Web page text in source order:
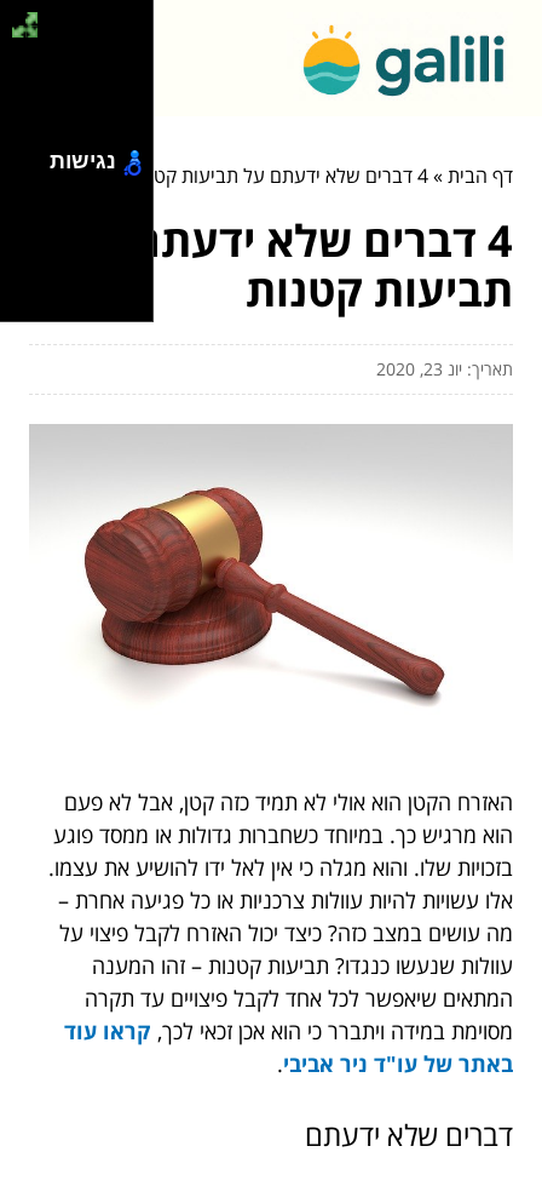
דף הבית»4 דברים שלא ידעתם על תביעות קטנות
4 דברים שלא ידעתם על
תביעות קטנות
תאריך: יונ 23, 2020
האזרח הקטן הוא אולי לא תמיד כזה קטן, אבל לא פעם
הוא מרגיש כך. במיוחד כשחברות גדולות או ממסד פוגע
בזכויות שלו. והוא מגלה כי אין לאל ידו להושיע את עצמו.
אלו עשויות להיות עוולות צרכניות או כל פגיעה אחרת –
מה עושים במצב כזה? כיצד יכול האזרח לקבל פיצוי על
עוולות שנעשו כנגדו? תביעות קטנות – זהו המענה
המתאים שיאפשר לכל אחד לקבל פיצויים עד תקרה
מסוימת במידה ויתברר כי הוא אכן זכאי לכך, קראו עוד
באתר של עו"ד ניר אביבי.
דברים שלא ידעתם
נגישות